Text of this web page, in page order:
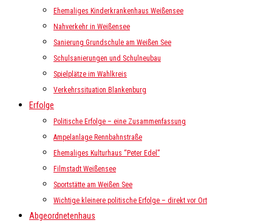
Ehemaliges Kinderkrankenhaus Weißensee
Nahverkehr in Weißensee
Sanierung Grundschule am Weißen See
Schulsanierungen und Schulneubau
Spielplätze im Wahlkreis
Verkehrssituation Blankenburg
Erfolge
Politische Erfolge – eine Zusammenfassung
Ampelanlage Rennbahnstraße
Ehemaliges Kulturhaus “Peter Edel”
Filmstadt Weißensee
Sportstätte am Weißen See
Wichtige kleinere politische Erfolge – direkt vor Ort
Abgeordnetenhaus